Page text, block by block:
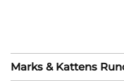
Marks & Kattens